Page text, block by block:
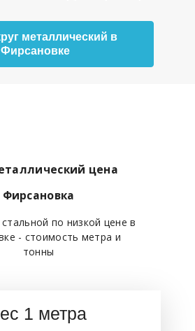
металлический в
Фирсановке
цена
Фирсановка
стальной по низкой цене в
- стоимость метра и
тонны
1 метра